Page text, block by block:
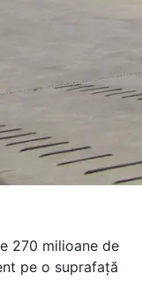
270 milioane de
pe o suprafață